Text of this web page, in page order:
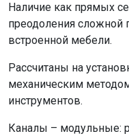
Наличие как прямых
преодоления сложной
встроенной мебели.
Рассчитаны на
механическим
инструментов.
Каналы – модульные: